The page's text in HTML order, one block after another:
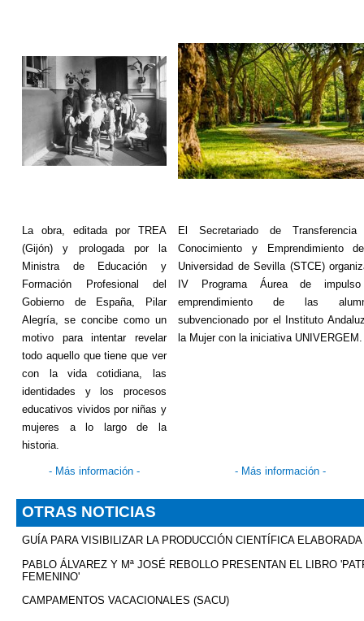
La obra, editada por TREA
(Gijón) y prologada por la
Ministrade Educación y
Formación Profesional del
Gobierno de España, Pilar
Alegría, se concibe como un
motivo para intentar revelar
todo aquello que tiene que ver
con la vida cotidiana, las
identidades y los procesos
educativos vividos por niñas y
mujeres a lo largo de la
historia.
El Secretariado de Transferencia
Conocimiento y Emprendimiento
Universidad de Sevilla (STCE)
IV Programa Áurea de
emprendimiento de las
subvencionado por el Instituto
la Mujer con la iniciativa UNIVERGEM.
- Más información - - Más información -
OTRAS NOTICIAS
GUÍA PARA VISIBILIZAR LA PRODUCCIÓN CIENTÍFICA
PABLO ÁLVAREZ Y Mª JOSÉ REBOLLO PRESENTAN EL LIBRO
FEMENINO'
CAMPAMENTOS VACACIONALES (SACU)